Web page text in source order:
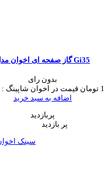
گاز صفحه ای اخوان مدل Gi35
بدون رای
قیمت در اخوان شاپینگ :
اضافه به سبد خرید
پربازدید
پر بازدید